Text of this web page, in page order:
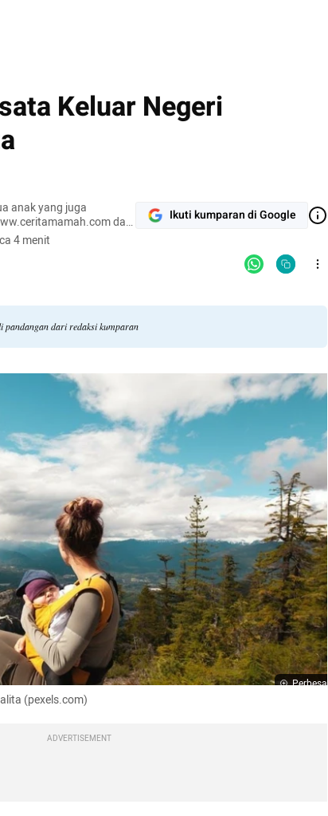
Keluar Negeri
anak yang juga
dan
4 menit
Ikuti kumparan di Google
pandangan dari redaksi kumparan
Perbesar
(pexels.com)
ADVERTISEMENT